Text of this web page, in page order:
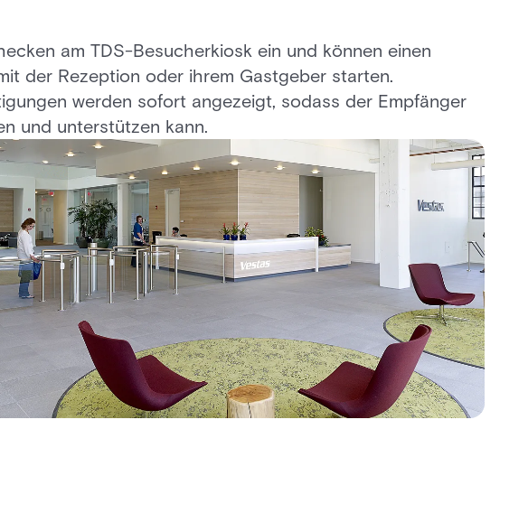
am TDS-Besucherkiosk ein und können einen
der Rezeption oder ihrem Gastgeber starten.
werden sofort angezeigt, sodass der Empfänger
und unterstützen kann.